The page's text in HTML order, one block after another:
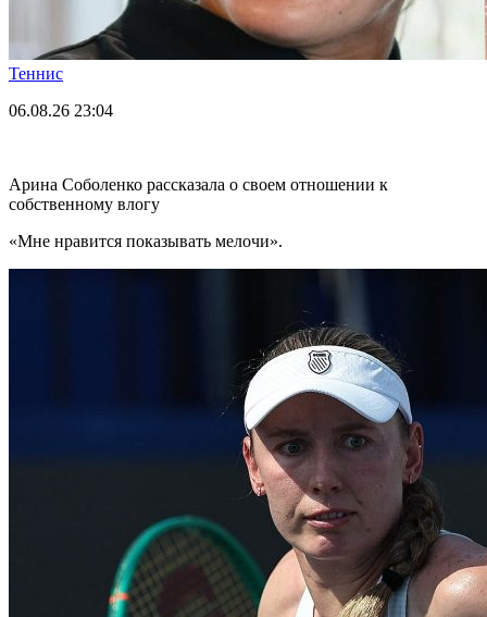
Теннис
06.08.26 23:04
Арина Соболенко рассказала о своем отношении к
собственному влогу
«Мне нравится показывать мелочи».